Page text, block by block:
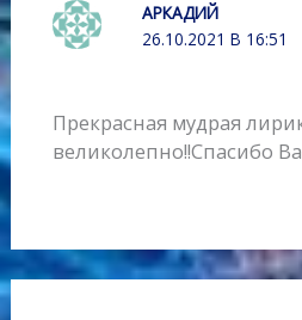
АРКАДИЙ
26.10.2021 В 16:51
Прекрасная мудрая
великолепно!!Спасибо